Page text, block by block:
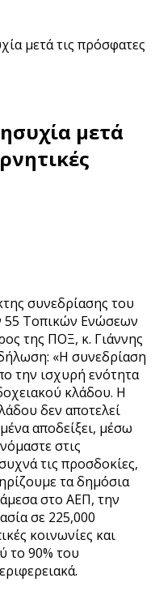
μετά τις πρόσφατες
μετά
συνεδρίασης του
Τοπικών Ενώσεων
της ΠΟΞ, κ. Γιάννης
«Η συνεδρίαση
την ισχυρή ενότητα
κλάδου. Η
δεν αποτελεί
αποδείξει, μέσω
στις
τις προσδοκίες,
τα δημόσια
στο ΑΕΠ, την
σε 225,000
κοινωνίες και
το 90% του